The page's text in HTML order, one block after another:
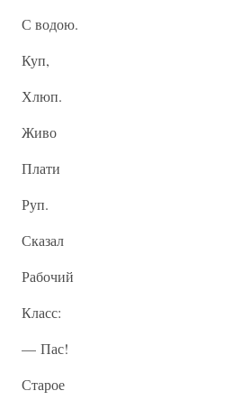
С водою.
Куп,
Хлюп.
Живо
Плати
Руп.
Сказал
Рабочий
Класс:
— Пас!
Старое